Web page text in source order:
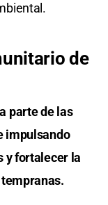
de
parte de las
impulsando
y fortalecer la